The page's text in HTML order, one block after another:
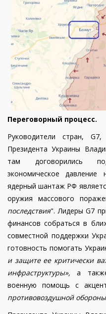
Переговорный процесс.
Руководители стран, G7,
Президента Украины
там договорились
экономическое давление
ядерный шантаж РФ
оружия массового
последствия". Лидеры G7
финансов собраться в
совместной поддержки
готовность помогать
и защите ее критически
инфраструктуры»,а
военную помощь с
противовоздушной обороны